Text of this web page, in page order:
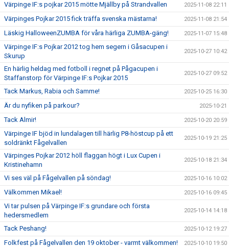
Värpinge IF:s pojkar 2015 mötte Mjällby på Strandvallen 2025-11-08 22:11
Värpinges Pojkar 2015 fick träffa svenska mästarna! 2025-11-08 21:54
Läskig HalloweenZUMBA för våra härliga ZUMBA-gäng! 2025-11-07 15:48
Värpinge IF:s Pojkar 2012 tog hem segern i Gåsacupen i
Skurup
2025-10-27 10:42
En härlig heldag med fotboll i regnet på Pågacupen i
Staffanstorp för Värpinge IF:s Pojkar 2015
2025-10-27 09:52
Tack Markus, Rabia och Samme! 2025-10-25 16:30
Är du nyfiken på parkour? 2025-10-21
Tack Almir! 2025-10-20 20:59
Värpinge IF bjöd in lundalagen till härlig P8-höstcup på ett
soldränkt Fågelvallen
2025-10-19 21:25
Värpinges Pojkar 2012 höll flaggan högt i Lux Cupen i
Kristinehamn
2025-10-18 21:34
Vi ses väl på Fågelvallen på söndag! 2025-10-16 10:02
Välkommen Mikael! 2025-10-16 09:45
Vi tar pulsen på Värpinge IF:s grundare och första
hedersmedlem
2025-10-14 14:18
Tack Peshang! 2025-10-12 19:27
Folkfest på Fågelvallen den 19 oktober - varmt välkommen! 2025-10-10 19:50